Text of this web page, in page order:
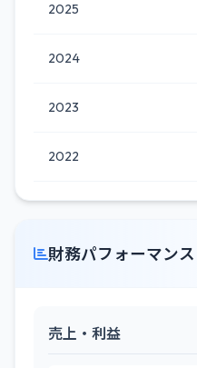
2025
2024
2023
2022
財務パフォーマンス
売上・利益